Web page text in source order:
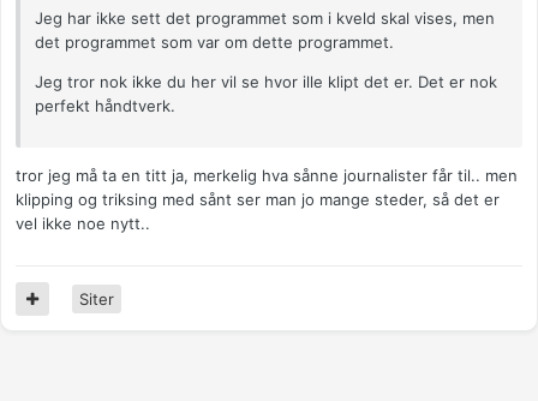
Jeg har ikke sett det programmet som i kveld skal vises, men
det programmet som var om dette programmet.
Jeg tror nok ikke du her vil se hvor ille klipt det er. Det er nok
perfekt håndtverk.
tror jeg må ta en titt ja, merkelig hva sånne journalister får til.. men
klipping og triksing med sånt ser man jo mange steder, så det er
vel ikke noe nytt..
Siter